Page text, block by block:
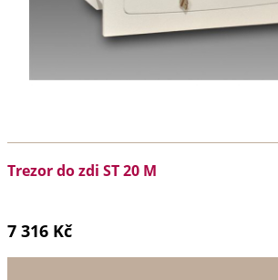
Trezor do zdi ST 20 M
7 316 Kč